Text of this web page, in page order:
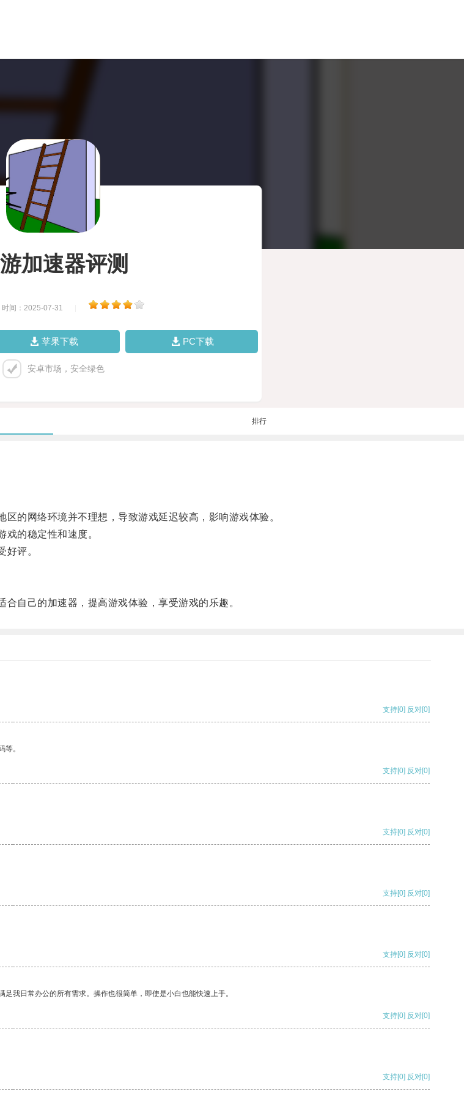
加速器评测
时间：2025-07-31
苹果下载 PC下载
安卓市场，安全绿色
排行
网络环境并不理想，导致游戏延迟较高，影响游戏体验。
的稳定性和速度。
评。
自己的加速器，提高游戏体验，享受游戏的乐趣。
支持[0] 反对[0]
。
支持[0] 反对[0]
支持[0] 反对[0]
支持[0] 反对[0]
支持[0] 反对[0]
我日常办公的所有需求。操作也很简单，即使是小白也能快速上手。
支持[0] 反对[0]
支持[0] 反对[0]